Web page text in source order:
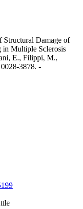
Structural Damage of
in Multiple Sclerosis
E., Filippi, M.,
3878. -